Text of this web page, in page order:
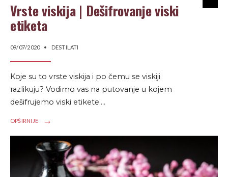
Vrste viskija | Dešifrovanje viski
etiketa
09/07/2020 • DESTILATI
Koje su to vrste viskija i po čemu se viskiji
razlikuju? Vodimo vas na putovanje u kojem
dešifrujemo viski etikete....
OPŠIRNIJE →